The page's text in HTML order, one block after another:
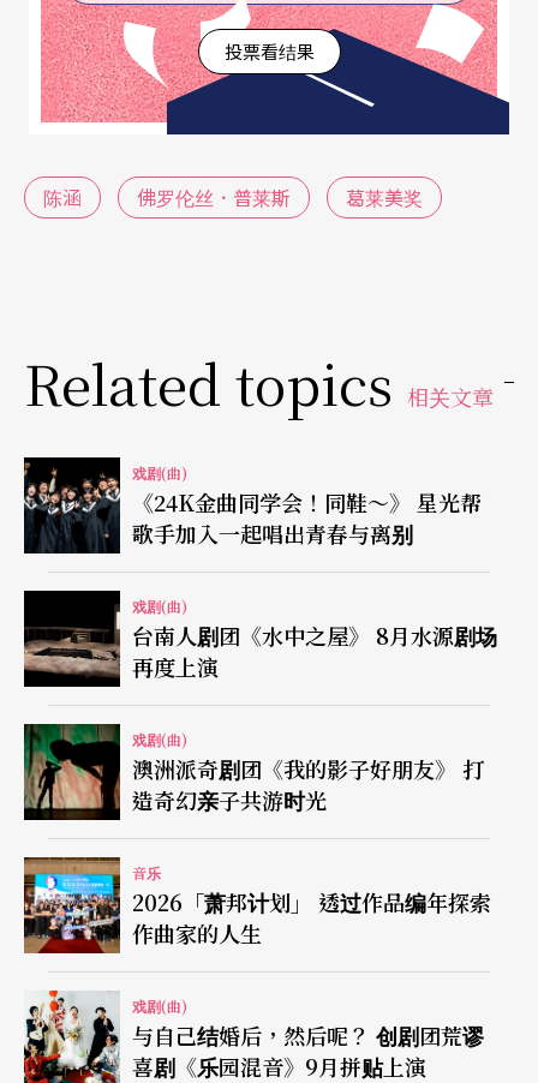
投票看结果
陈涵 佛罗伦丝．普莱斯 葛莱美奖
Related topics 相关文章
戏剧(曲)
《24K金曲同学会！同鞋～》 星光帮
歌手加入一起唱出青春与离别
戏剧(曲)
台南人剧团《水中之屋》 8月水源剧场
再度上演
戏剧(曲)
澳洲派奇剧团《我的影子好朋友》 打
造奇幻亲子共游时光
音乐
2026「萧邦计划」 透过作品编年探索
作曲家的人生
戏剧(曲)
与自己结婚后，然后呢？ 创剧团荒谬
喜剧《乐园混音》9月拼贴上演